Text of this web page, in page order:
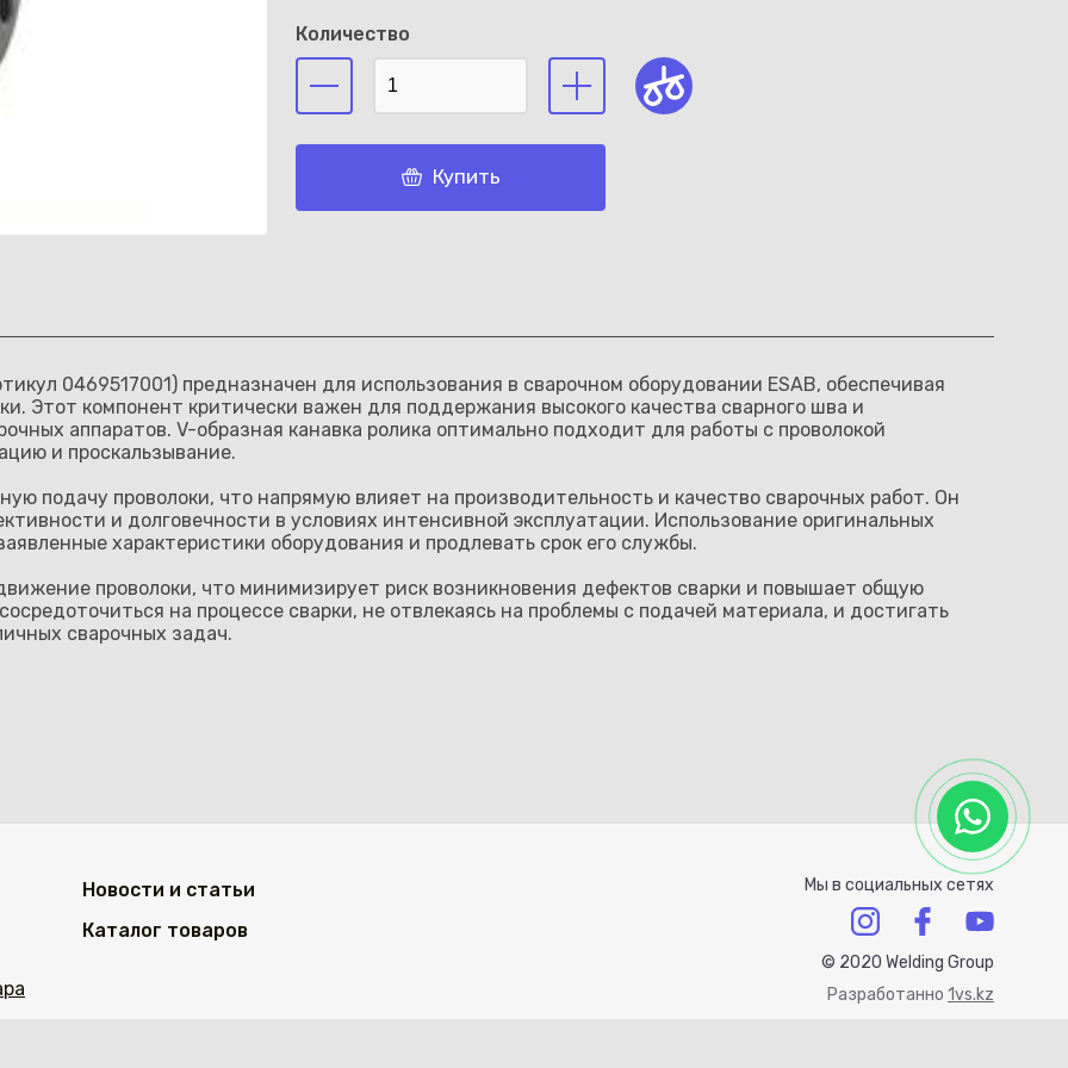
Количество
Купить
0469517001) предназначен для использования в сварочном оборудовании ESAB, обеспечивая
Этот компонент критически важен для поддержания высокого качества сварного шва и
аппаратов. V-образная канавка ролика оптимально подходит для работы с проволокой
и проскальзывание.
подачу проволоки, что напрямую влияет на производительность и качество сварочных работ. Он
и долговечности в условиях интенсивной эксплуатации. Использование оригинальных
характеристики оборудования и продлевать срок его службы.
проволоки, что минимизирует риск возникновения дефектов сварки и повышает общую
на процессе сварки, не отвлекаясь на проблемы с подачей материала, и достигать
сварочных задач.
Новости и статьи
Каталог товаров
Мы в социальных сетях
© 2020 Welding Group
Разработанно 1vs.kz